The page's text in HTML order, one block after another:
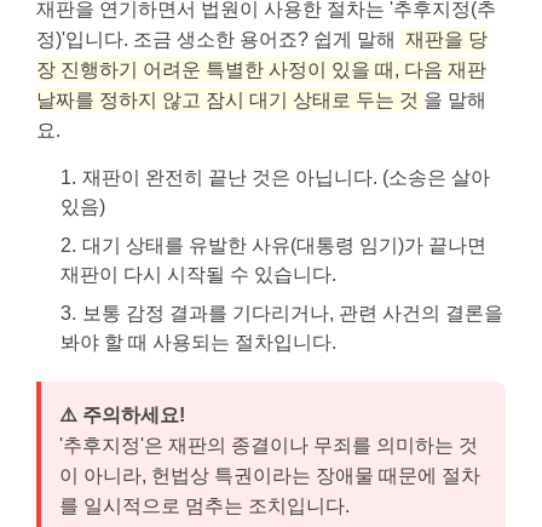
재판을 연기하면서 법원이 사용한 절차는 '추후지정(추
정)'입니다. 조금 생소한 용어죠? 쉽게 말해
재판을 당
장 진행하기 어려운 특별한 사정이 있을 때, 다음 재판
날짜를 정하지 않고 잠시 대기 상태로 두는 것 을 말해
요.
재판이 완전히 끝난 것은 아닙니다. (소송은 살아
있음)
대기 상태를 유발한 사유(대통령 임기)가 끝나면
재판이 다시 시작될 수 있습니다.
보통 감정 결과를 기다리거나, 관련 사건의 결론을
봐야 할 때 사용되는 절차입니다.
⚠️ 주의하세요!
'추후지정'은 재판의 종결이나 무죄를 의미하는 것
이 아니라, 헌법상 특권이라는 장애물 때문에 절차
를 일시적으로 멈추는 조치입니다.